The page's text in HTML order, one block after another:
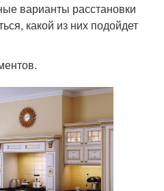
варианты расстановки
какой из них подойдет